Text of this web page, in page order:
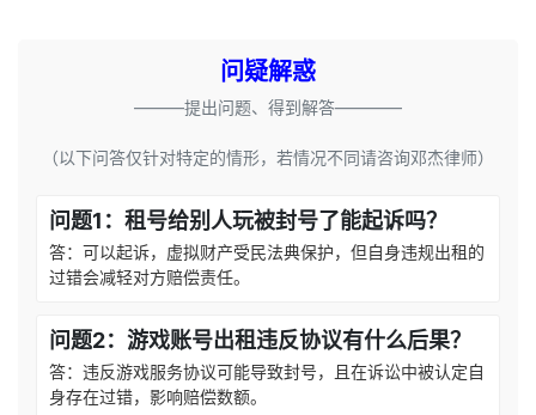
问疑解惑
———提出问题、得到解答————
（以下问答仅针对特定的情形，若情况不同请咨询邓杰律师）
问题1：租号给别人玩被封号了能起诉吗？
答：可以起诉，虚拟财产受民法典保护，但自身违规出租的
过错会减轻对方赔偿责任。
问题2：游戏账号出租违反协议有什么后果？
答：违反游戏服务协议可能导致封号，且在诉讼中被认定自
身存在过错，影响赔偿数额。